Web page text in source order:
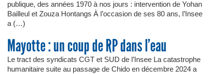
publique, des années 1970 à nos jours : intervention de Yohan
Bailleul et Zouza Hontangs À l’occasion de ses 80 ans, l’Insee
a (…)
Mayotte : un coup de RP dans l’eau
Le tract des syndicats CGT et SUD de l’Insee La catastrophe
humanitaire suite au passage de Chido en décembre 2024 a